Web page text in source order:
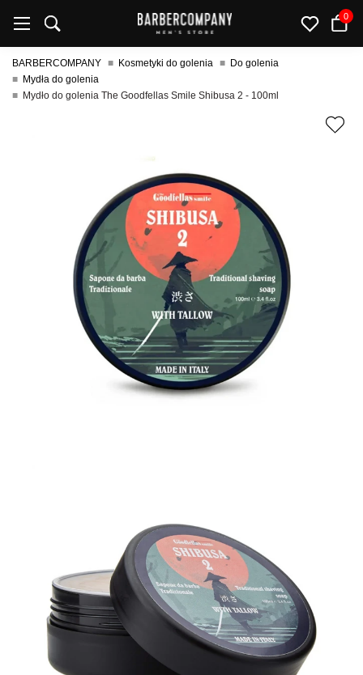
0
BARBERCOMPANY Kosmetyki do golenia
Do golenia
Mydła do golenia
Mydło do golenia The Goodfellas Smile Shibusa 2 - 100ml